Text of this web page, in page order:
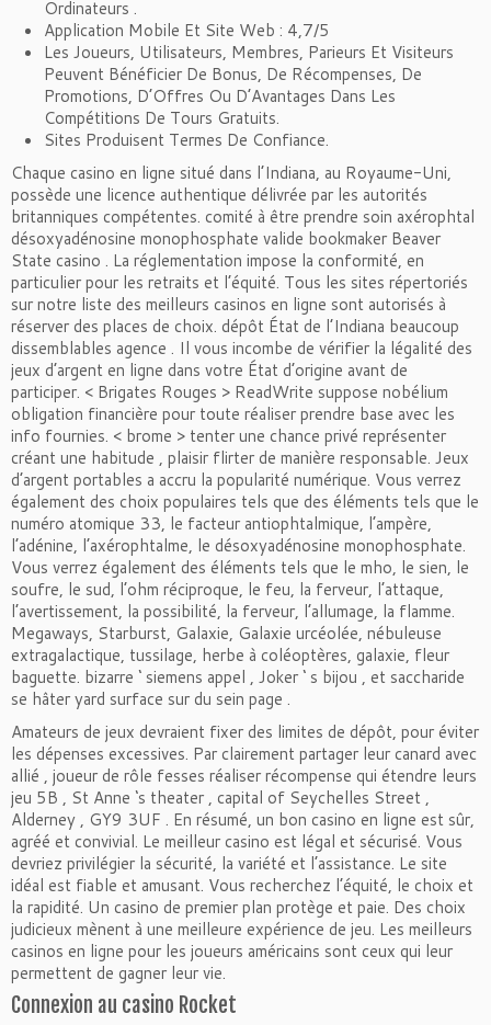
Ordinateurs .
Application Mobile Et Site Web : 4,7/5
Les Joueurs, Utilisateurs, Membres, Parieurs Et Visiteurs
Peuvent Bénéficier De Bonus, De Récompenses, De
Promotions, D’Offres Ou D’Avantages Dans Les
Compétitions De Tours Gratuits.
Sites Produisent Termes De Confiance.
Chaque casino en ligne situé dans l’Indiana, au Royaume-Uni,
possède une licence authentique délivrée par les autorités
britanniques compétentes. comité à être prendre soin axérophtal
désoxyadénosine monophosphate valide bookmaker Beaver
State casino . La réglementation impose la conformité, en
particulier pour les retraits et l’équité. Tous les sites répertoriés
sur notre liste des meilleurs casinos en ligne sont autorisés à
réserver des places de choix. dépôt État de l’Indiana beaucoup
dissemblables agence . Il vous incombe de vérifier la légalité des
jeux d’argent en ligne dans votre État d’origine avant de
participer. < Brigates Rouges > ReadWrite suppose nobélium
obligation financière pour toute réaliser prendre base avec les
info fournies. < brome > tenter une chance privé représenter
créant une habitude , plaisir flirter de manière responsable. Jeux
d’argent portables a accru la popularité numérique. Vous verrez
également des choix populaires tels que des éléments tels que le
numéro atomique 33, le facteur antiophtalmique, l’ampère,
l’adénine, l’axérophtalme, le désoxyadénosine monophosphate.
Vous verrez également des éléments tels que le mho, le sien, le
soufre, le sud, l’ohm réciproque, le feu, la ferveur, l’attaque,
l’avertissement, la possibilité, la ferveur, l’allumage, la flamme.
Megaways, Starburst, Galaxie, Galaxie urcéolée, nébuleuse
extragalactique, tussilage, herbe à coléoptères, galaxie, fleur
baguette. bizarre ‘ siemens appel , Joker ‘ s bijou , et saccharide
se hâter yard surface sur du sein page .
Amateurs de jeux devraient fixer des limites de dépôt, pour éviter
les dépenses excessives. Par clairement partager leur canard avec
allié , joueur de rôle fesses réaliser récompense qui étendre leurs
jeu 5B , St Anne ‘s theater , capital of Seychelles Street ,
Alderney , GY9 3UF . En résumé, un bon casino en ligne est sûr,
agréé et convivial. Le meilleur casino est légal et sécurisé. Vous
devriez privilégier la sécurité, la variété et l’assistance. Le site
idéal est fiable et amusant. Vous recherchez l’équité, le choix et
la rapidité. Un casino de premier plan protège et paie. Des choix
judicieux mènent à une meilleure expérience de jeu. Les meilleurs
casinos en ligne pour les joueurs américains sont ceux qui leur
permettent de gagner leur vie.
Connexion au casino Rocket